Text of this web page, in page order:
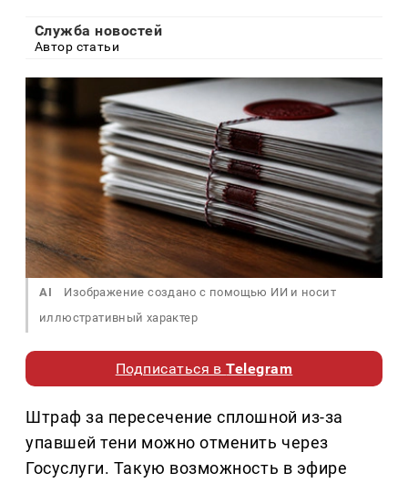
Служба новостей
Автор статьи
AI
Изображение создано с помощью ИИ и носит
иллюстративный характер
Подписаться вTelegram
Штраф за пересечение сплошной из-за
упавшей тени можно отменить через
Госуслуги. Такую возможность в эфире